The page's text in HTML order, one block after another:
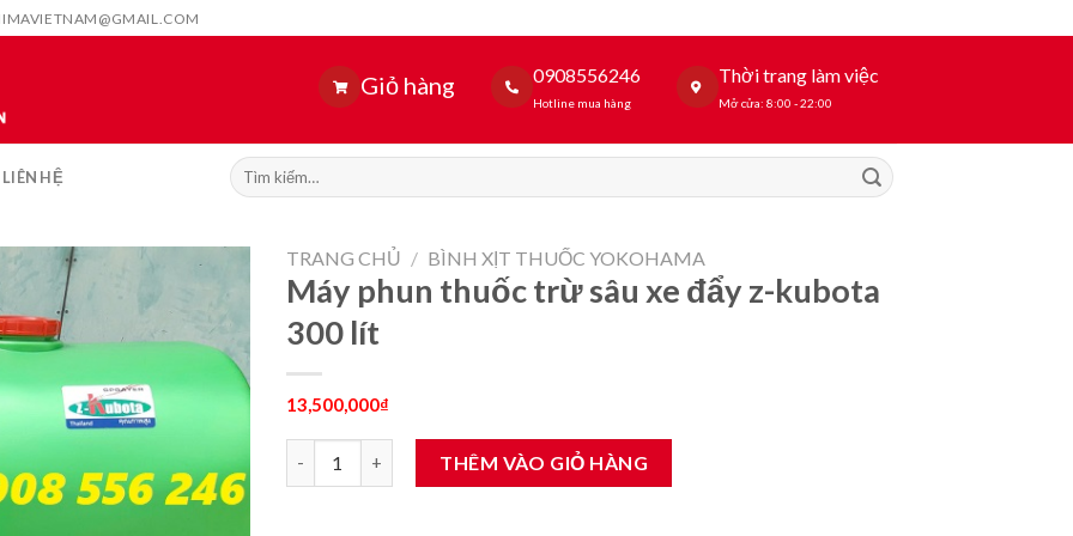
Giỏ hàng 0908556246
Hotline mua hàng
Thời trang làm việc
Mở cửa: 8:00 - 22:00
LIÊN HỆ
Tìm
kiếm:
TRANG CHỦ / BÌNH XỊT THUỐC YOKOHAMA
Máy phun thuốc trừ sâu xe đẩy z-kubota
300 lít
13,500,000₫
Máy phun thuốc trừ sâu xe đẩy z-kubota 300 lít số lượng
THÊM VÀO GIỎ HÀNG